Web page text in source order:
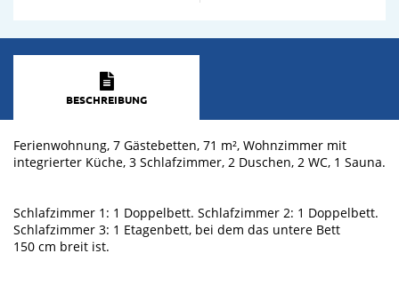
BESCHREIBUNG
Ferienwohnung, 7 Gästebetten, 71 m², Wohnzimmer mit
integrierter Küche, 3 Schlafzimmer, 2 Duschen, 2 WC, 1 Sauna.
Schlafzimmer 1: 1 Doppelbett. Schlafzimmer 2: 1 Doppelbett.
Schlafzimmer 3: 1 Etagenbett, bei dem das untere Bett
150 cm breit ist.